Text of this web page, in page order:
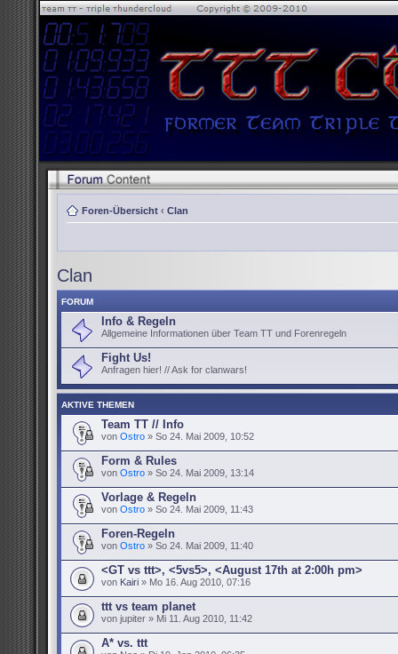
Foren-Übersicht ‹ Clan
Clan
FORUM
Info & Regeln
Allgemeine Informationen über Team TT und Forenregeln
Fight Us!
Anfragen hier! // Ask for clanwars!
AKTIVE THEMEN
Team TT // Info
von Ostro » So 24. Mai 2009, 10:52
Form & Rules
von Ostro » So 24. Mai 2009, 13:14
Vorlage & Regeln
von Ostro » So 24. Mai 2009, 11:43
Foren-Regeln
von Ostro » So 24. Mai 2009, 11:40
<GT vs ttt>, <5vs5>, <August 17th at 2:00h pm>
von Kairi » Mo 16. Aug 2010, 07:16
ttt vs team planet
von jupiter » Mi 11. Aug 2010, 11:42
A* vs. ttt